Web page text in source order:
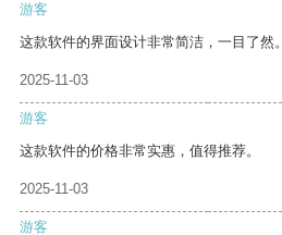
游客
这款软件的界面设计非常简洁，一目了然。
2025-11-03
游客
这款软件的价格非常实惠，值得推荐。
2025-11-03
游客